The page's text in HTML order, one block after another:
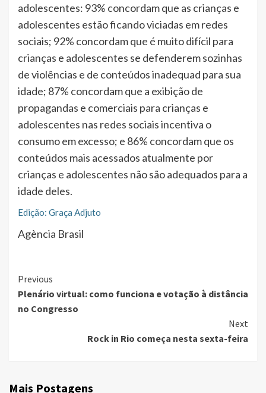
adolescentes: 93% concordam que as crianças e
adolescentes estão ficando viciadas em redes
sociais; 92% concordam que é muito difícil para
crianças e adolescentes se defenderem sozinhas
de violências e de conteúdos inadequad para sua
idade; 87% concordam que a exibição de
propagandas e comerciais para crianças e
adolescentes nas redes sociais incentiva o
consumo em excesso; e 86% concordam que os
conteúdos mais acessados atualmente por
crianças e adolescentes não são adequados para a
idade deles.
Edição: Graça Adjuto
Agència Brasil
Continue
Reading
Previous
Plenário virtual: como funciona e votação à distância
no Congresso
Next
Rock in Rio começa nesta sexta-feira
Mais Postagens